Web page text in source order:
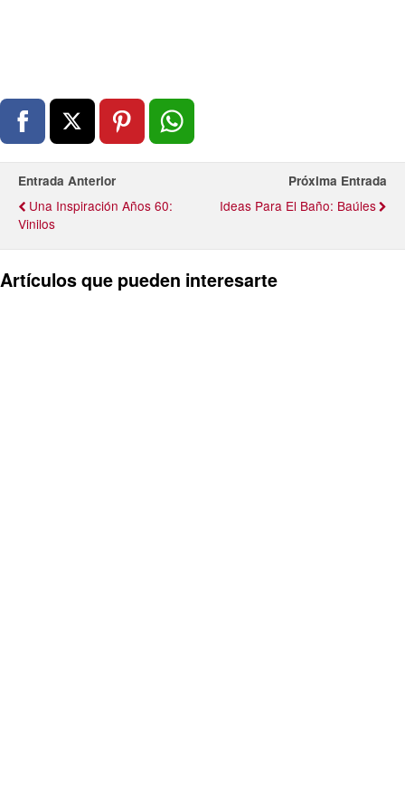
Entrada Anterior
Una Inspiración Años 60:
Vinilos
Próxima Entrada
Ideas Para El Baño: Baúles
Artículos que pueden interesarte